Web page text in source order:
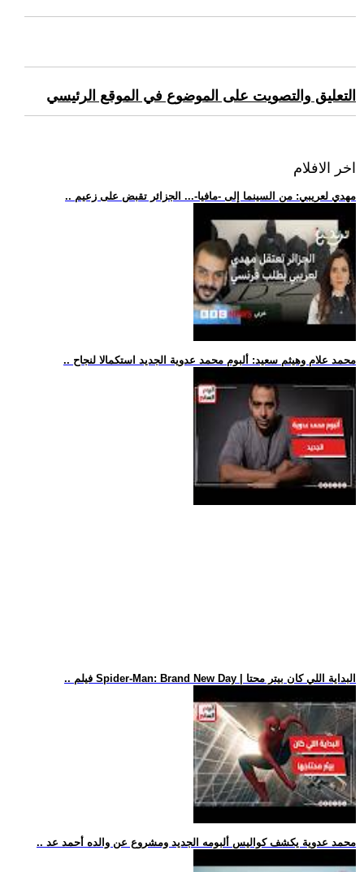
التعليق والتصويت على الموضوع في الموقع الرئيسي
اخر الافلام
.. مهدي لعريبي: من السينما إلى -مافيا-... الجزائر تقبض على زعيم
.. محمد علام وهيثم سعيد: ألبوم محمد عدوية الجديد استكمالا لنجاح
.. فيلم Spider-Man: Brand New Day | البداية اللي كان بيتر محتا
.. محمد عدوية يكشف كواليس ألبومه الجديد ومشروع عن والده أحمد عد